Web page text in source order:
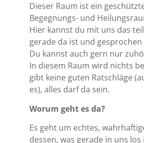
Dieser Raum ist ein
Begegnungs- und
Hier kannst du mit uns das
gerade da ist und
Du kannst auch gern nur
In diesem Raum wird nichts
gibt keine guten Ratschläge
es), alles darf da sein.
Worum geht es da?
Es geht um echtes,
dessen, was gerade in uns